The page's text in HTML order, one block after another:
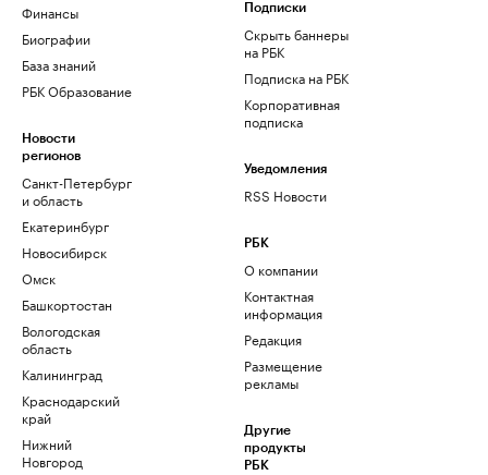
Финансы
Биографии
База знаний
РБК Образование
Новости
регионов
Санкт-Петербург
и область
Екатеринбург
Новосибирск
Омск
Башкортостан
Вологодская
область
Калининград
Краснодарский
край
Нижний
Новгород
Подписки
Скрыть баннеры
на РБК
Подписка на РБК
Корпоративная
подписка
Уведомления
RSS Новости
РБК
О компании
Контактная
информация
Редакция
Размещение
рекламы
Другие
продукты
РБК